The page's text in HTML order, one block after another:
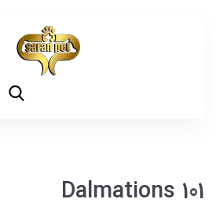
101 Dalmations